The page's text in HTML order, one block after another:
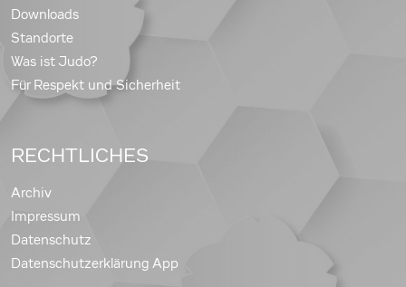
Downloads
Standorte
Was ist Judo?
Für Respekt und Sicherheit
RECHTLICHES
Archiv
Impressum
Datenschutz
Datenschutzerklärung App